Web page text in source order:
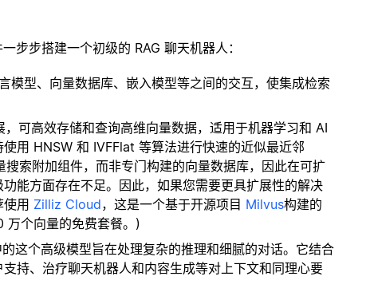
步步搭建一个初级的 RAG 聊天机器人：
模型、向量数据库、嵌入模型等之间的交互，使集成检索
可高效存储和查询高维向量数据，适用于机器学习和 AI
用 HNSW 和 IVFFlat 等算法进行快速的近似最近邻
搜索附加组件，而非专门构建的向量数据库，因此在可扩
能方面存在不足。因此，如果您需要更具扩展性的解决
用 Zilliz Cloud，这是一个基于开源项目 Milvus构建的
万个向量的免费套餐。)
这个高级模型旨在处理复杂的推理和细腻的对话。它结合
持、治疗聊天机器人和内容生成等对上下文和同理心要